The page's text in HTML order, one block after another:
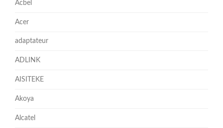
Acbel
Acer
adaptateur
ADLINK
AISITEKE
Akoya
Alcatel